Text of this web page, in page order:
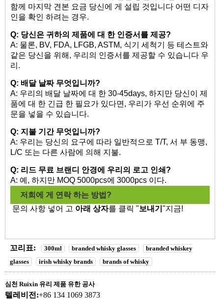
함께 마지막 견본 요금 당신에 게 설립 것입니다 어떤 디자
인을 확인 하려는 경우.
Q: 당신은 귀하의 제품에 대 한 인증서를 제공?
A: 물론, BV, FDA, LFGB, ASTM, 식기 세척기 등 테스트와
같은 당신을 위해, 우리의 인증서를 제공할 수 있습니다 우
리.
Q: 배달 날짜 무엇입니까?
A: 우리의 배달 날짜에 대 한 30-45days, 하지만 당신이 제
품에 대 한 긴급 한 필요가 있다면, 우리가 우선 순위에 주
문을 넣을 수 있습니다.
Q: 지불 기간 무엇입니까?
A: 우리는 당신의 요구에 따라 일반적으로 T/T, 서 부 동맹,
L/C 또는 다른 사람에 의해 지불.
Q: 리드 무료 브랜디 안경에 우리의 로고 인쇄?
A: 예, 하지만 MOQ 5000pcs에 3000pcs 이다.
저희에 게 연락 하는 방법?
문의 사항 넣어 고 아래 상자를 클릭 "보내기 "지금!
꼬리표: 300ml branded whisky glasses
branded whiskey
glasses
irish whisky brands brands of whisky
심천 Ruixin 유리 제품 유한 공사
텔레비전:+86 134 1069 3873